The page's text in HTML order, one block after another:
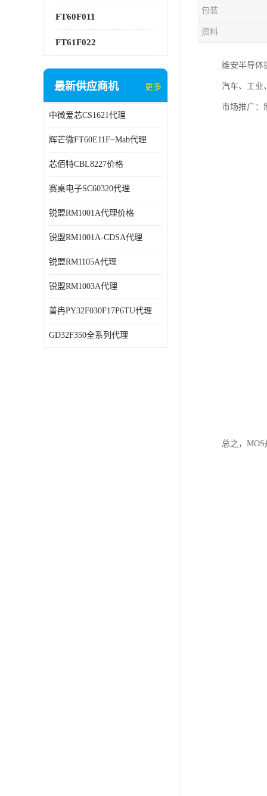
FT60F011
FT61F022
最新供应商机 更多
中微爱芯CS1621代理
辉芒微FT60E11F−Mab代理
芯佰特CBL8227价格
赛桌电子SC60320代理
锐盟RM1001A代理价格
锐盟RM1001A-CDSA代理
锐盟RM1105A代理
锐盟RM1003A代理
普冉PY32F030F17P6TU代理
GD32F350全系列代理
包装
资料
维安半导体
汽车、工业
市场推广：
总之，